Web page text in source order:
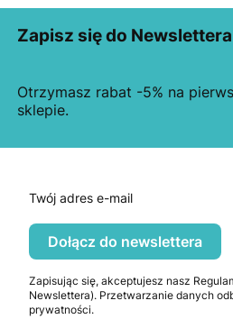
Zapisz się do Newslettera
Otrzymasz rabat -5% na
sklepie.
Twój adres e-mail
Dołącz do newslettera
Zapisując się, akceptujesz nasz
Newslettera). Przetwarzanie danych
prywatności.